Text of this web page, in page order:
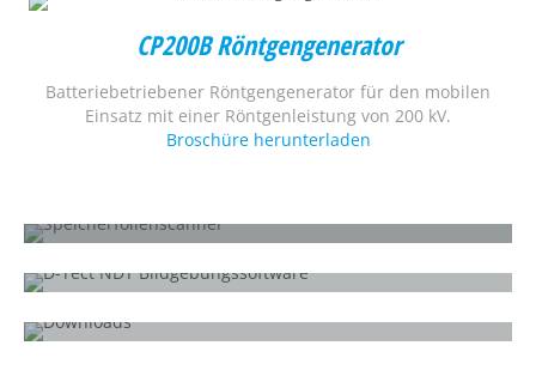
CP200B Röntgengenerator
Batteriebetriebener Röntgengenerator für den mobilen
Einsatz mit einer Röntgenleistung von 200 kV.
Broschüre herunterladen
Wie funktioniert sie?
All-in-one Röntgeninspektionssoftware
HD-CR 35 NDT